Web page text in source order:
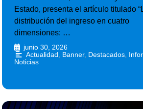
Estado, presenta el artículo titulado
distribución del ingreso en cuatro
dimensiones: …
junio 30, 2026
Actualidad Banner, Destacados,
Noticias